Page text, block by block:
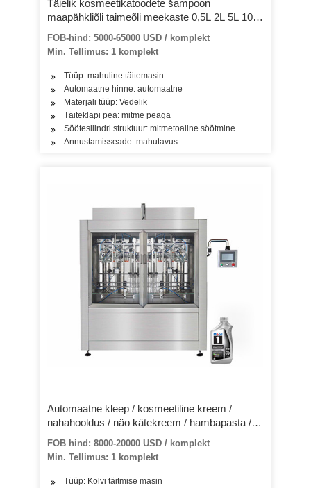
Täielik kosmeetikatoodete šampoon
maapähkliõli taimeõli meekaste 0,5L 2L 5L 10L
pakendamismasin / -seadmed
FOB-hind: 5000-65000 USD / komplekt
Min. Tellimus: 1 komplekt
Tüüp: mahuline täitemasin
Automaatne hinne: automaatne
Materjali tüüp: Vedelik
Täiteklapi pea: mitme peaga
Söötesilindri struktuur: mitmetoaline söötmine
Annustamisseade: mahutavus
Automaatne kleep / kosmeetiline kreem /
nahahooldus / näo kätekreem / hambapasta /
alumiiniumtoru täitmise tihenduspakendi
pakkimismasin
FOB hind: 8000-20000 USD / komplekt
Min. Tellimus: 1 komplekt
Tüüp: Kolvi täitmise masin